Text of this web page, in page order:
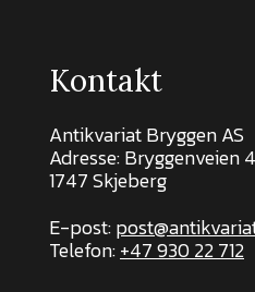
Kontakt
Antikvariat Bryggen AS
Adresse: Bryggenveien
1747 Skjeberg
E-post:
Telefon:+47 930 22 712